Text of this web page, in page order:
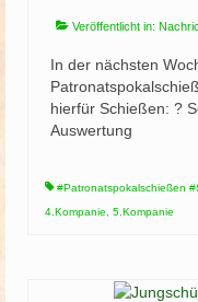
Veröffentlicht in:
In der nächsten
hierfür Schießen: ?
Auswertung
#Patronatspokalschießen
4.Kompanie
5.Kompanie